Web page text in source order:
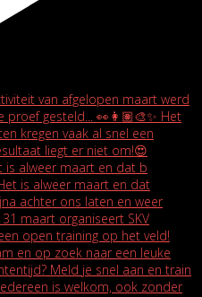
alweer maart en dat b